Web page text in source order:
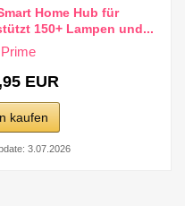
Home Hub für
150+ Lampen und...
EUR
kaufen
3.07.2026